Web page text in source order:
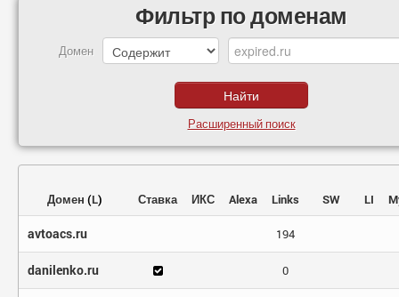
Фильтр по доменам
Домен
Расширенный поиск
Домен (L) Ставка ИКС Alexa Links SW LI
avtoacs.ru 194
danilenko.ru 0